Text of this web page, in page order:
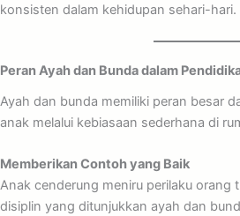
konsisten dalam kehidupan sehari-hari.
Peran Ayah dan Bunda dalam
Ayah dan bunda memiliki peran besar
anak melalui kebiasaan sederhana di
Memberikan Contoh yang Baik
Anak cenderung meniru perilaku orang
disiplin yang ditunjukkan ayah dan